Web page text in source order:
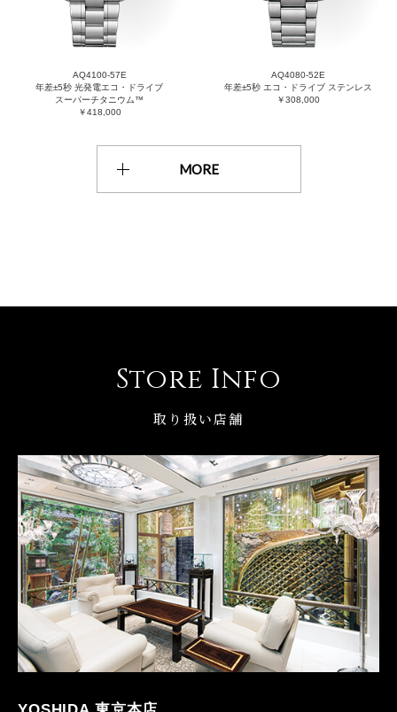
AQ4100-57E
年差±5秒 光発電エコ・ドライブ
スーパーチタニウム™
￥418,000
AQ4080-52E
年差±5秒 エコ・ドライブ ステンレス
￥308,000
MORE
Store Info
取り扱い店舗